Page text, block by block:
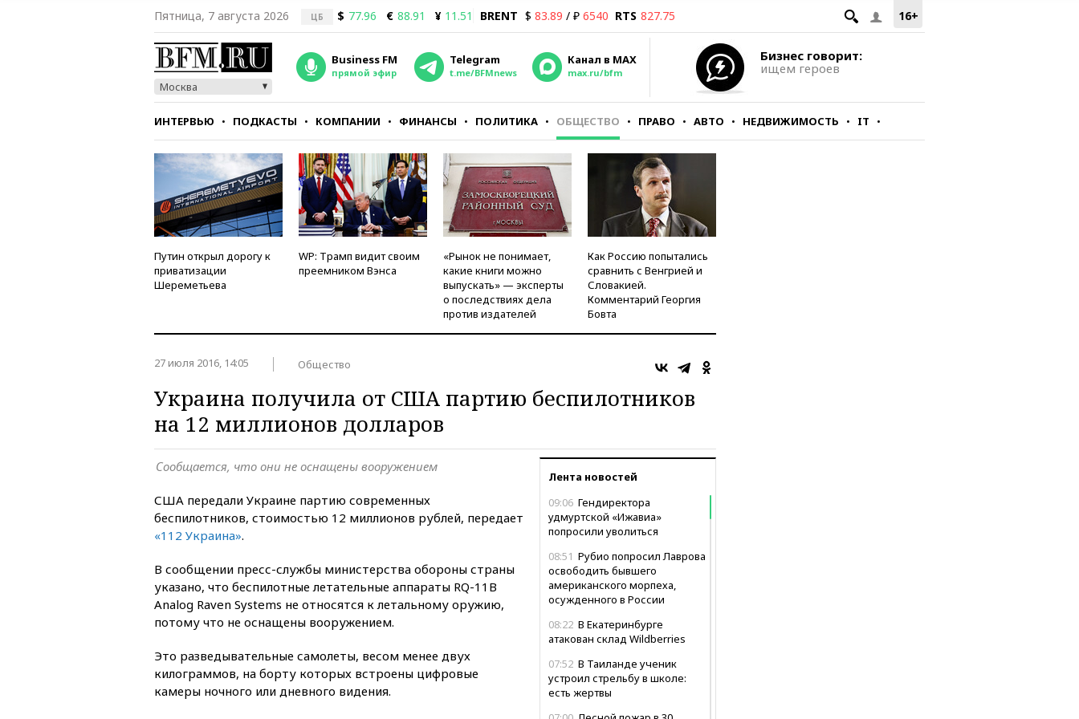
16+
Пятница, 7 августа 2026 ЦБ $ 77.96 € 88.91 ¥ 11.51 BRENT $ 83.89 / ₽ 6540 RTS 827.75
Москва
Business FM
прямой эфир
Telegram
t.me/BFMnews
Канал в MAX
max.ru/bfm
Бизнес говорит:
ищем героев
ИНТЕРВЬЮ ПОДКАСТЫ КОМПАНИИ ФИНАНСЫ ПОЛИТИКА ОБЩЕСТВО ПРАВО АВТО НЕДВИЖИМОСТЬ IT
СТИЛЬ ТЕСТЫ
Путин открыл дорогу к
приватизации
Шереметьева
WP: Трамп видит своим
преемником Вэнса
«Рынок не понимает,
какие книги можно
выпускать» — эксперты
о последствиях дела
против издателей
Как Россию попытались
сравнить с Венгрией и
Словакией.
Комментарий Георгия
Бовта
27 июля 2016, 14:05 Общество
Украина получила от США партию беспилотников
на 12 миллионов долларов
Лента новостей
09:06 Гендиректора
удмуртской «Ижавиа»
попросили уволиться
08:51 Рубио попросил Лаврова
освободить бывшего
американского морпеха,
осужденного в России
08:22 В Екатеринбурге
атакован склад Wildberries
07:52 В Таиланде ученик
устроил стрельбу в школе:
есть жертвы
Сообщается, что они не оснащены вооружением
США передали Украине партию современных
беспилотников, стоимостью 12 миллионов рублей, передает
«112 Украина».
В сообщении пресс-службы министерства обороны страны
указано, что беспилотные летательные аппараты RQ-11B
Analog Raven Systems не относятся к летальному оружию,
потому что не оснащены вооружением.
Это разведывательные самолеты, весом менее двух
килограммов, на борту которых встроены цифровые
камеры ночного или дневного видения.